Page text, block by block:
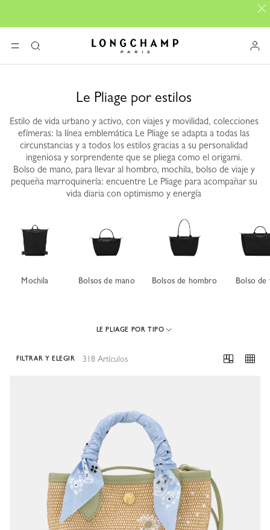
MENÚBuscar Longchamp - Home
Le Pliage por estilos
Estilo de vida urbano y activo, con viajes y movilidad, colecciones
efímeras: la línea emblemática Le Pliage se adapta a todas las
circunstancias y a todos los estilos gracias a su personalidad
ingeniosa y sorprendente que se pliega como el origami.
Bolso de mano, para llevar al hombro, mochila, bolso de viaje y
pequeña marroquinería: encuentre Le Pliage para acompañar su
vida diaria con optimismo y energía
Mochila Bolsos de mano Bolsos de hombro Bolso de
LE PLIAGE POR TIPO
318 Artículos
FILTRAR Y ELEGIR